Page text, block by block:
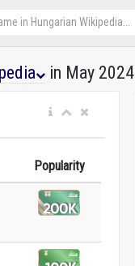
in May 2024
Popularity